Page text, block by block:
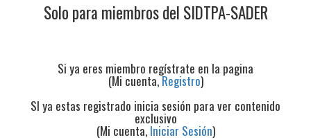
Solo para miembros del SIDTPA-SADER
Si ya eres miembro regístrate en la pagina
(Mi cuenta,Registro)
SI ya estas registrado inicia sesión para ver contenido
exclusivo
(Mi cuenta, Iniciar Sesión)